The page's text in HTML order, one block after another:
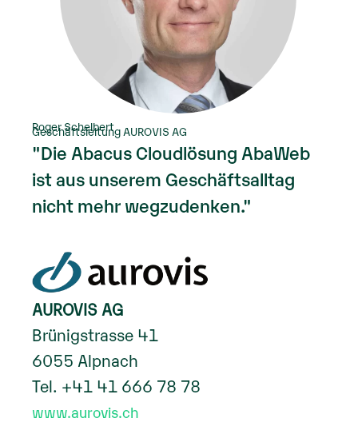
Roger Schelbert
Geschäftsleitung AUROVIS AG
"Die Abacus Cloudlösung AbaWeb
ist aus unserem Geschäftsalltag
nicht mehr wegzudenken."
AUROVIS AG
Brünigstrasse 41
6055 Alpnach
Tel. +41 41 666 78 78
www.aurovis.ch